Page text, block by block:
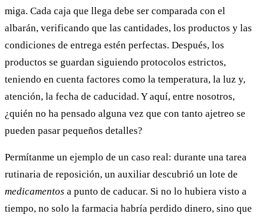
miga. Cada caja que llega debe ser comparada con el
albarán, verificando que las cantidades, los productos y las
condiciones de entrega estén perfectas. Después, los
productos se guardan siguiendo protocolos estrictos,
teniendo en cuenta factores como la temperatura, la luz y,
atención, la fecha de caducidad. Y aquí, entre nosotros,
¿quién no ha pensado alguna vez que con tanto ajetreo se
pueden pasar pequeños detalles?
Permítanme un ejemplo de un caso real: durante una tarea
rutinaria de reposición, un auxiliar descubrió un lote de
medicamentos a punto de caducar. Si no lo hubiera visto a
tiempo, no solo la farmacia habría perdido dinero, sino que